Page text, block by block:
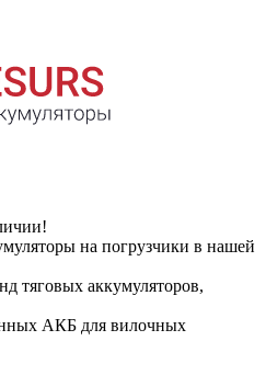
на погрузчики в нашей
тяговых аккумуляторов,
АКБ для вилочных